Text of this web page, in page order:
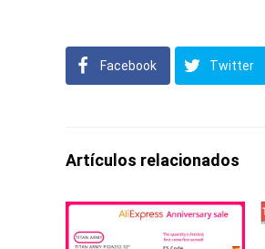
Facebook Twitter
Artículos relacionados